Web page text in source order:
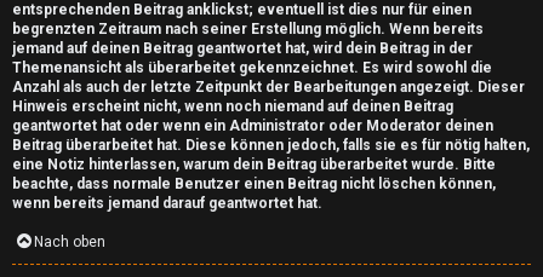
entsprechenden Beitrag anklickst; eventuell ist dies nur für einen
begrenzten Zeitraum nach seiner Erstellung möglich. Wenn bereits
jemand auf deinen Beitrag geantwortet hat, wird dein Beitrag in der
Themenansicht als überarbeitet gekennzeichnet. Es wird sowohl die
Anzahl als auch der letzte Zeitpunkt der Bearbeitungen angezeigt. Dieser
Hinweis erscheint nicht, wenn noch niemand auf deinen Beitrag
geantwortet hat oder wenn ein Administrator oder Moderator deinen
Beitrag überarbeitet hat. Diese können jedoch, falls sie es für nötig halten,
eine Notiz hinterlassen, warum dein Beitrag überarbeitet wurde. Bitte
beachte, dass normale Benutzer einen Beitrag nicht löschen können,
wenn bereits jemand darauf geantwortet hat.
Nach oben
↳
T
S
-
S